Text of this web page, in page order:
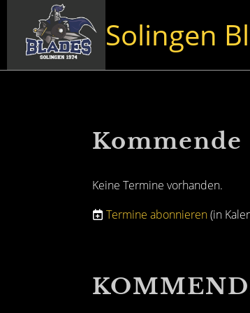
Solingen
Keine Termine vorhanden.
Termine abonnieren(in